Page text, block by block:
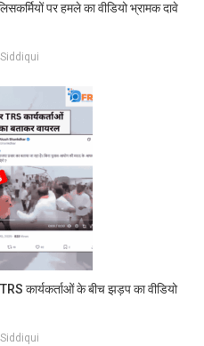
पर हमले का वीडियो भ्रामक दावे
कार्यकर्ताओं के बीच झड़प का वीडियो